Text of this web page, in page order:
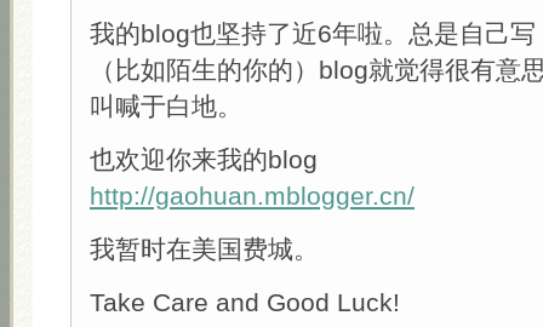
我的blog也坚持了近6年啦。总是自己
（比如陌生的你的）blog就觉得很有意
叫喊于白地。
也欢迎你来我的blog
http://gaohuan.mblogger.cn/
我暂时在美国费城。
Take Care and Good Luck!